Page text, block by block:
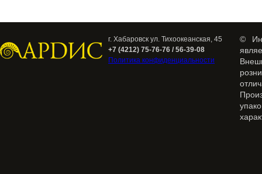
г. Хабаровск ул. Тихоокеанская, 45
+7 (4212) 75-76-76 / 56-39-08
Политика конфиденциальности
©